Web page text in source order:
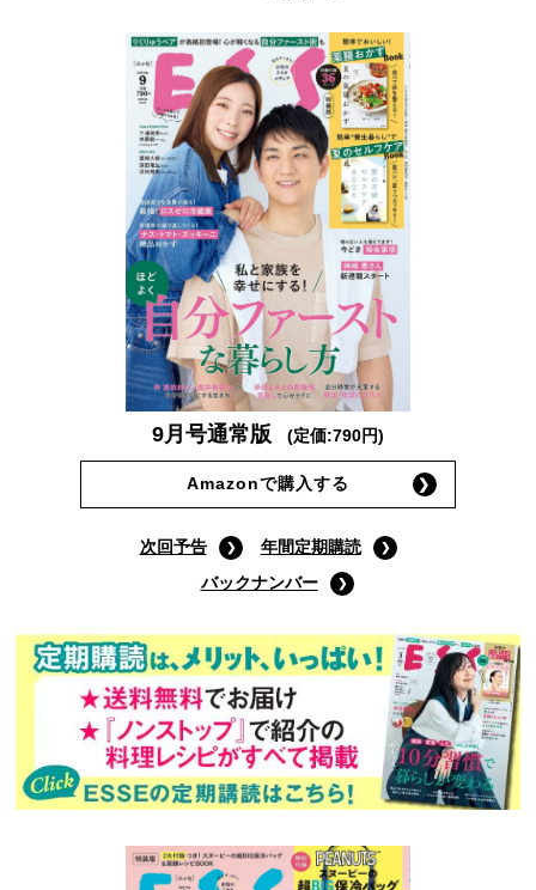
9月号通常版 (定価:790円)
Amazonで購入する
次回予告
年間定期購読
バックナンバー